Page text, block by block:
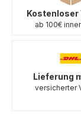
Kostenloser
ab 100€
Lieferung
versicherter